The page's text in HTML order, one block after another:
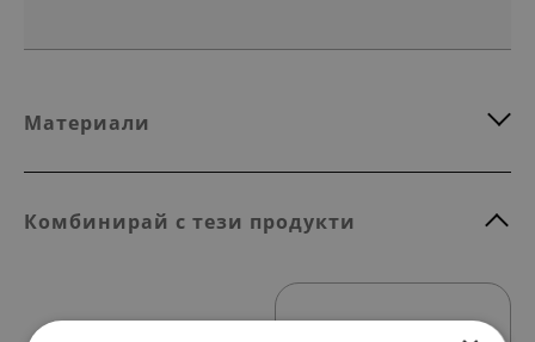
Материали
Комбинирай с тези продукти